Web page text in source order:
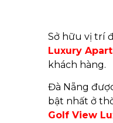
Sở hữu vị trí
Luxury
khách hàng.
Đà Nẵng
bật nhất ở
Golf View